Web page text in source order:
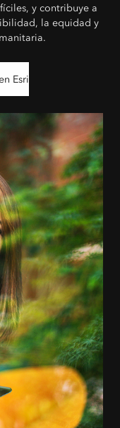
y contribuye a
la equidad y
Esri